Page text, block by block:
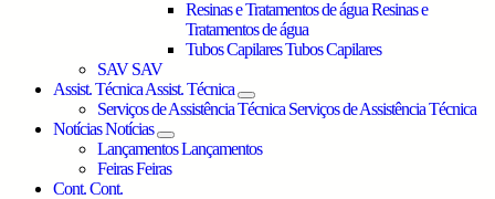
Resinas e Tratamentos de águaResinas e
Tratamentos de água
Tubos CapilaresTubos Capilares
SAV SAV
Assist. TécnicaAssist. Técnica
Serviços de Assistência Técnica Serviços de Assistência Técnica
NotíciasNotícias
LançamentosLançamentos
FeirasFeiras
Cont.Cont.